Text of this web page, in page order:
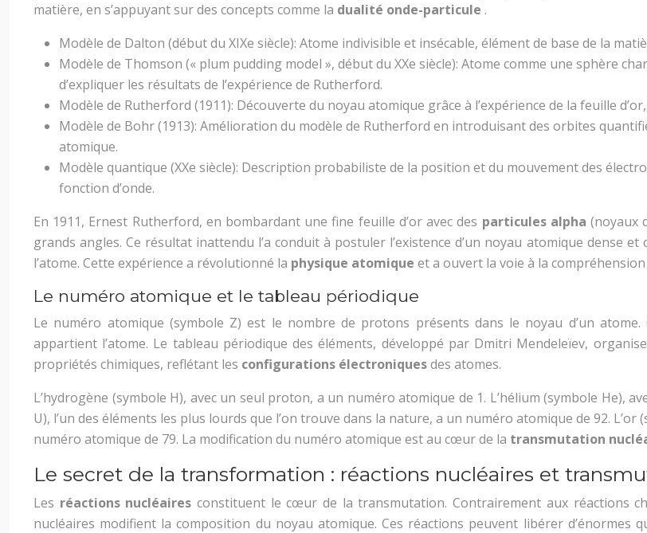
matière, en s’appuyant sur des concepts comme la dualité onde-particule .
Modèle de Dalton (début du XIXe siècle): Atome indivisible et insécable, élément de base de la
Modèle de Thomson (« plum pudding model », début du XXe siècle): Atome comme une sphère
d’expliquer les résultats de l’expérience de Rutherford.
Modèle de Rutherford (1911): Découverte du noyau atomique grâce à l’expérience de la feuille
Modèle de Bohr (1913): Amélioration du modèle de Rutherford en introduisant des orbites
atomique.
Modèle quantique (XXe siècle): Description probabiliste de la position et du mouvement des
fonction d’onde.
En 1911, Ernest Rutherford, en bombardant une fine feuille d’or avec des particules alpha (noyaux
grands angles. Ce résultat inattendu l’a conduit à postuler l’existence d’un noyau atomique dense
l’atome. Cette expérience a révolutionné la physique atomique et a ouvert la voie à la compréhension
Le numéro atomique et le tableau périodique
Le numéro atomique (symbole Z) est le nombre de protons présents dans le noyau d’un atome.
appartient l’atome. Le tableau périodique des éléments, développé par Dmitri Mendeleïev,
propriétés chimiques, reflétant les configurations électroniquesdes atomes.
L’hydrogène (symbole H), avec un seul proton, a un numéro atomique de 1. L’hélium (symbole He),
U), l’un des éléments les plus lourds que l’on trouve dans la nature, a un numéro atomique de 92.
numéro atomique de 79. La modification du numéro atomique est au cœur de la transmutation
Le secret de la transformation : réactions nucléaires et
Les réactions nucléairesconstituent le cœur de la transmutation. Contrairement aux réactions
nucléaires modifient la composition du noyau atomique. Ces réactions peuvent libérer d’énormes